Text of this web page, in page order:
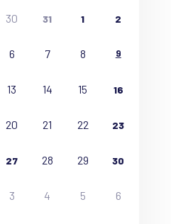
30 31 1 2
6 7 8 9
13 14 15 16
20 21 22 23
27 28 29 30
3 4 5 6